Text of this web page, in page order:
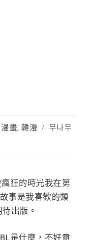
漫畫, 韓漫 / 무나무
狂的時光我在第
事是我喜歡的類
出版。
是什麼，不好意